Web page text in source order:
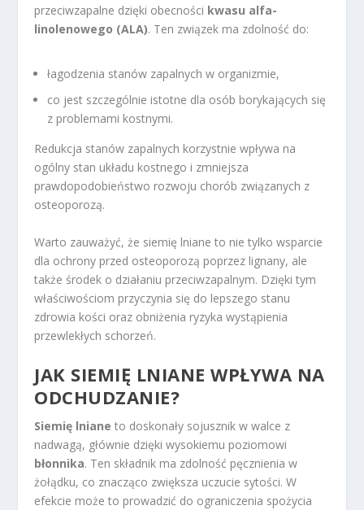
przeciwzapalne dzięki obecności kwasu alfa-
linolenowego (ALA). Ten związek ma zdolność do:
łagodzenia stanów zapalnych w organizmie,
co jest szczególnie istotne dla osób borykających się
z problemami kostnymi.
Redukcja stanów zapalnych korzystnie wpływa na
ogólny stan układu kostnego i zmniejsza
prawdopodobieństwo rozwoju chorób związanych z
osteoporozą.
Warto zauważyć, że siemię lniane to nie tylko wsparcie
dla ochrony przed osteoporozą poprzez lignany, ale
także środek o działaniu przeciwzapalnym. Dzięki tym
właściwościom przyczynia się do lepszego stanu
zdrowia kości oraz obniżenia ryzyka wystąpienia
przewlekłych schorzeń.
JAK SIEMIĘ LNIANE WPŁYWA NA
ODCHUDZANIE?
Siemię lniane to doskonały sojusznik w walce z
nadwagą, głównie dzięki wysokiemu poziomowi
błonnika. Ten składnik ma zdolność pęcznienia w
żołądku, co znacząco zwiększa uczucie sytości. W
efekcie może to prowadzić do ograniczenia spożycia